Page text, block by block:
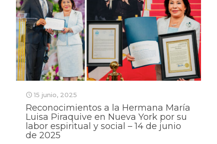
15 junio, 2025
Reconocimientos a la Hermana María
Luisa Piraquive en Nueva York por su
labor espiritual y social – 14 de junio
de 2025